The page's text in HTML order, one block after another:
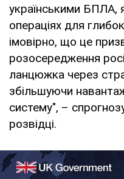
українськими БПЛА,
операціях для
імовірно, що це
розосередження
ланцюжка через
збільшуючи
систему", –
розвідці.